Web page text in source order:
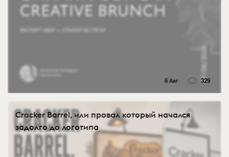
6 Авг 329
Cracker Barrel, или провал который начался
задолго до логотипа